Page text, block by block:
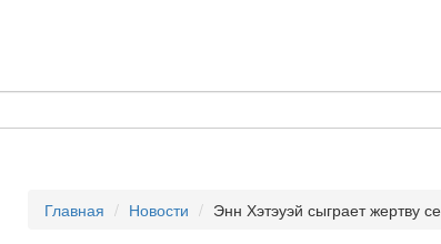
Главная Новости Энн Хэтэуэй сыграет жертву